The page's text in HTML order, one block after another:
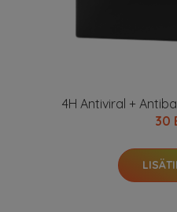
4H Antiviral +
30